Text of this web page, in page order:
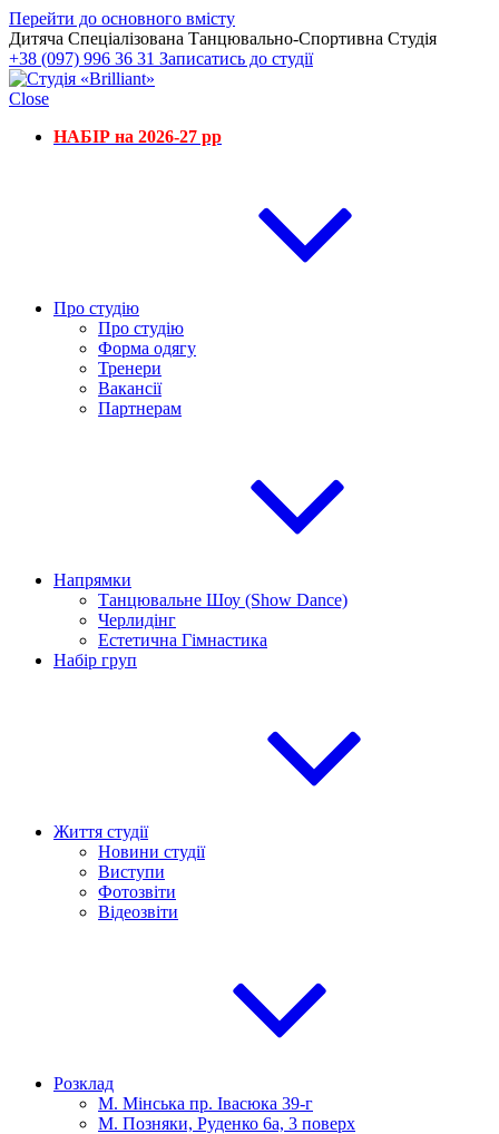
Перейти до основного вмісту
Дитяча Спеціалізована Танцювально-Спортивна Студія
+38 (097) 996 36 31 Записатись до студії
Close
НАБІР на 2026-27 рр
Про студію
Про студію
Форма одягу
Тренери
Вакансії
Партнерам
Напрямки
Танцювальне Шоу (Show Dance)
Черлидінг
Естетична Гімнастика
Набір груп
Життя студії
Новини студії
Виступи
Фотозвіти
Відеозвіти
Розклад
М. Мінська пр. Івасюка 39-г
М. Позняки, Руденко 6а, 3 поверх